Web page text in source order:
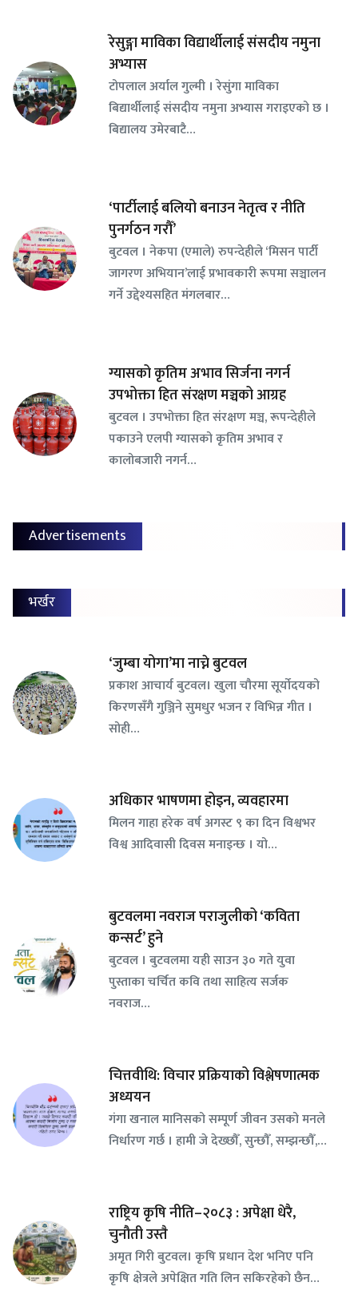
रेसुङ्गा माविका विद्यार्थीलाई संसदीय नमुना
अभ्यास
टोपलाल अर्याल गुल्मी । रेसुंगा माविका
बिद्यार्थीलाई संसदीय नमुना अभ्यास गराइएको छ ।
बिद्यालय उमेरबाटै…
‘पार्टीलाई बलियो बनाउन नेतृत्व र नीति
पुनर्गठन गरौँ’
बुटवल । नेकपा (एमाले) रुपन्देहीले ‘मिसन पार्टी
जागरण अभियान’लाई प्रभावकारी रूपमा सञ्चालन
गर्ने उद्देश्यसहित मंगलबार…
ग्यासको कृतिम अभाव सिर्जना नगर्न
उपभोक्ता हित संरक्षण मञ्चको आग्रह
बुटवल । उपभोक्ता हित संरक्षण मञ्च, रूपन्देहीले
पकाउने एलपी ग्यासको कृतिम अभाव र
कालोबजारी नगर्न…
Advertisements
भर्खर
‘जुम्बा योगा’मा नाच्ने बुटवल
प्रकाश आचार्य बुटवल। खुला चौरमा सूर्योदयको
किरणसँगै गुञ्जिने सुमधुर भजन र विभिन्न गीत ।
सोही…
अधिकार भाषणमा होइन, व्यवहारमा
मिलन गाहा हरेक वर्ष अगस्ट ९ का दिन विश्वभर
विश्व आदिवासी दिवस मनाइन्छ । यो…
बुटवलमा नवराज पराजुलीको ‘कविता
कन्सर्ट’ हुने
बुटवल । बुटवलमा यही साउन ३० गते युवा
पुस्ताका चर्चित कवि तथा साहित्य सर्जक
नवराज…
चित्तवीथि: विचार प्रक्रियाको विश्लेषणात्मक
अध्ययन
गंगा खनाल मानिसको सम्पूर्ण जीवन उसको मनले
निर्धारण गर्छ । हामी जे देख्छौँ, सुन्छौँ, सम्झन्छौँ,…
राष्ट्रिय कृषि नीति–२०८३ : अपेक्षा धेरै,
चुनौती उस्तै
अमृत गिरी बुटवल। कृषि प्रधान देश भनिए पनि
कृषि क्षेत्रले अपेक्षित गति लिन सकिरहेको छैन…